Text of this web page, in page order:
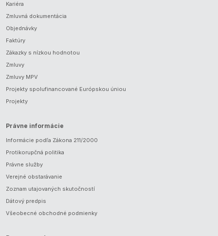
Kariéra
Zmluvná dokumentácia
Objednávky
Faktúry
Zákazky s nízkou hodnotou
Zmluvy
Zmluvy MPV
Projekty spolufinancované Európskou úniou
Projekty
Právne informácie
Informácie podľa Zákona 211/2000
Protikorupčná politika
Právne služby
Verejné obstarávanie
Zoznam utajovaných skutočností
Dátový predpis
Všeobecné obchodné podmienky